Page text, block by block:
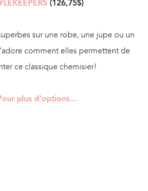
(126,75$)
sur une robe, une jupe ou un
comment elles permettent de
ce classique chemisier!
plus d'options...